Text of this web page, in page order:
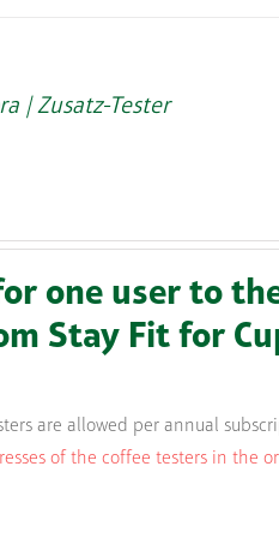
| Zusatz-Tester
one user to
Stay Fit for
are allowed per annual
of the coffee testers in the